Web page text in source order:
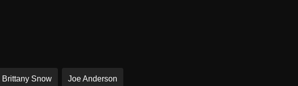
Brittany Snow Joe Anderson